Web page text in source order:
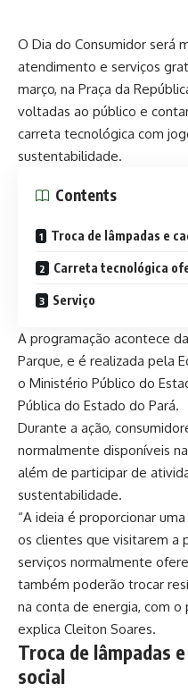
O Dia do Consumidor será
atendimento e serviços
março, na Praça da
voltadas ao público e
carreta tecnológica com
sustentabilidade.
Contents
Troca de lâmpadas e
Carreta tecnológica
Serviço
A programação acontece
Parque, e é realizada pela
o Ministério Público do
Pública do Estado do Pará.
Durante a ação,
normalmente disponíveis
além de participar de
sustentabilidade.
“A ideia é proporcionar
os clientes que visitarem a
serviços normalmente
também poderão trocar
na conta de energia, com o
explica Cleiton Soares.
Troca de lâmpadas
social